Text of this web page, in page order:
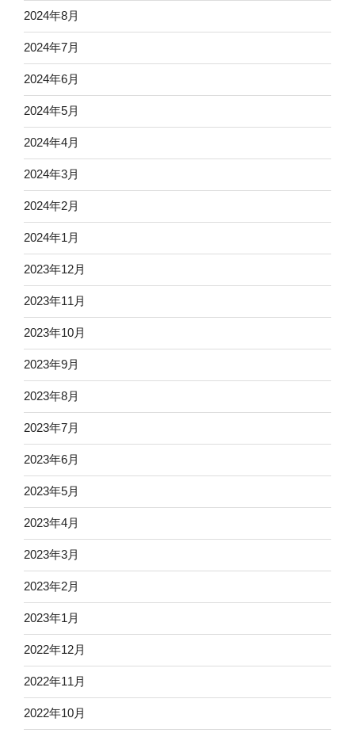
2024年8月
2024年7月
2024年6月
2024年5月
2024年4月
2024年3月
2024年2月
2024年1月
2023年12月
2023年11月
2023年10月
2023年9月
2023年8月
2023年7月
2023年6月
2023年5月
2023年4月
2023年3月
2023年2月
2023年1月
2022年12月
2022年11月
2022年10月